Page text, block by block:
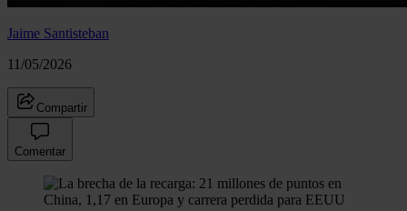
Jaime Santisteban
11/05/2026
Compartir
Comentar